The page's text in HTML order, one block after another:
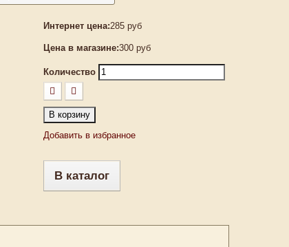
Интернет цена:285 руб
Цена в магазине:300 руб
Количество
В корзину
Добавить в избранное
В каталог